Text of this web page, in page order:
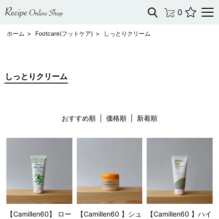
0
ホーム > Footcare(フットケア) > しっとりクリーム
しっとりクリーム
おすすめ順 | 価格順| 新着順
【Camillen60】 ロー
【Camillen60 】シュ
【Camillen60 】ハイ